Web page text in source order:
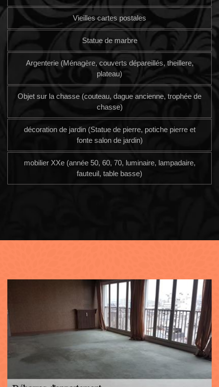
Vieilles cartes postales
Statue de marbre
Argenterie (Ménagère, couverts dépareillés, theillere,
plateau)
Objet sur la chasse (couteau, dague ancienne, trophée de
chasse)
décoration de jardin (Statue de pierre, potiche pierre et
fonte salon de jardin)
mobilier XXe (année 50, 60, 70, luminaire, lampadaire,
fauteuil, table basse)